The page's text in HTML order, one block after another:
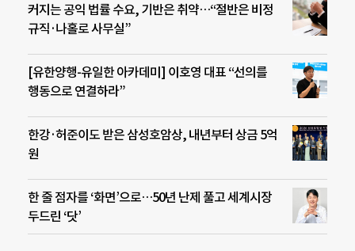
커지는 공익 법률 수요, 기반은 취약…“절반은 비정
규직·나홀로 사무실”
[유한양행-유일한 아카데미] 이호영 대표 “선의를
행동으로 연결하라”
한강·허준이도 받은 삼성호암상, 내년부터 상금 5억
원
한 줄 점자를 ‘화면’으로…50년 난제 풀고 세계시장
두드린 ‘닷’